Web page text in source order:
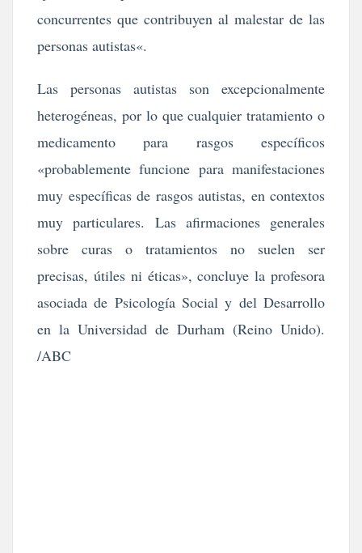
concurrentes que contribuyen al malestar de las
personas autistas«.
Las personas autistas son excepcionalmente
heterogéneas, por lo que cualquier tratamiento o
medicamento para rasgos específicos
«probablemente funcione para manifestaciones
muy específicas de rasgos autistas, en contextos
muy particulares. Las afirmaciones generales
sobre curas o tratamientos no suelen ser
precisas, útiles ni éticas», concluye la profesora
asociada de Psicología Social y del Desarrollo
en la Universidad de Durham (Reino Unido).
/ABC